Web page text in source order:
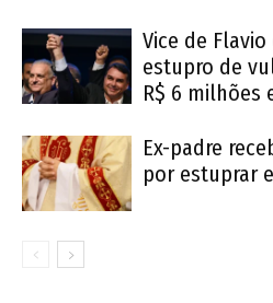
Vice de
estupro de
R$ 6 milhões
Ex-padre
por estuprar